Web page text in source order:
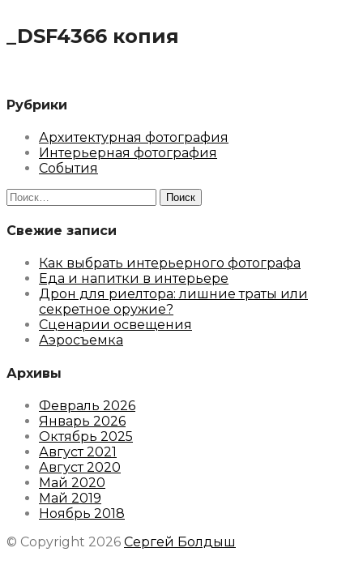
_DSF4366 копия
Рубрики
Архитектурная фотография
Интерьерная фотография
События
Найти:
Свежие записи
Как выбрать интерьерного фотографа
Еда и напитки в интерьере
Дрон для риелтора: лишние траты или
секретное оружие?
Сценарии освещения
Аэросъемка
Архивы
Февраль 2026
Январь 2026
Октябрь 2025
Август 2021
Август 2020
Май 2020
Май 2019
Ноябрь 2018
© Copyright 2026 Сергей Болдыш